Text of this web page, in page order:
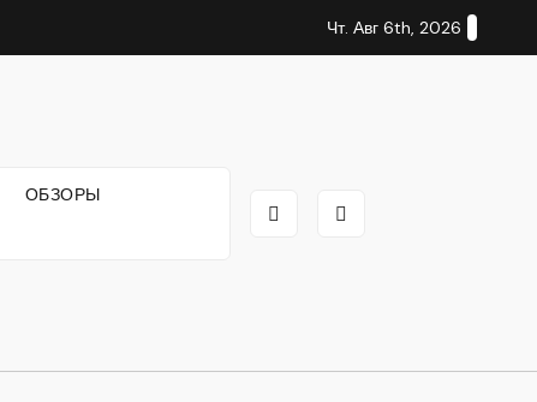
Чт. Авг 6th, 2026
ОБЗОРЫ